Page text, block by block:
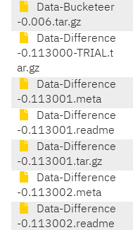
Data-Bucketeer
-0.006.tar.gz
Data-Difference
-0.113000-TRIAL.t
ar.gz
Data-Difference
-0.113001.meta
Data-Difference
-0.113001.readme
Data-Difference
-0.113001.tar.gz
Data-Difference
-0.113002.meta
Data-Difference
-0.113002.readme